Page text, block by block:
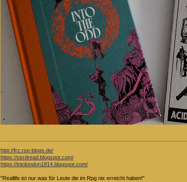
http://frz.rsp-blogs.de/
https://osrdread.blogspot.com/
https://intolondon1814.blogspot.com/
"Reallife ist nur was für Leute die im Rpg nix erreicht haben!"